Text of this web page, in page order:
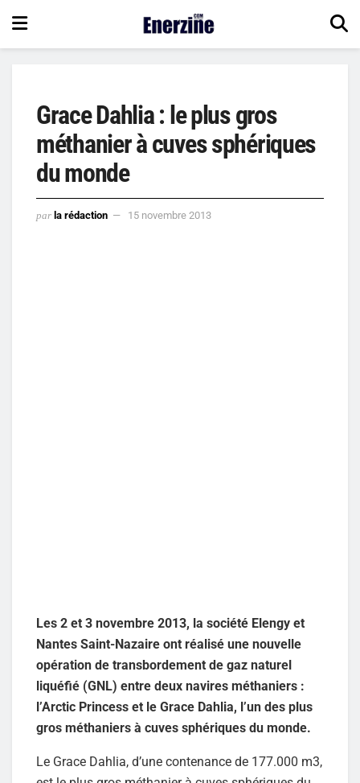
Grace Dahlia : le plus gros
méthanier à cuves sphériques
du monde
par la rédaction 15 novembre 2013
Les 2 et 3 novembre 2013, la société Elengy et
Nantes Saint-Nazaire ont réalisé une nouvelle
opération de transbordement de gaz naturel
liquéfié (GNL) entre deux navires méthaniers :
l’Arctic Princess et le Grace Dahlia, l’un des plus
gros méthaniers à cuves sphériques du monde.
Le Grace Dahlia, d’une contenance de 177.000 m3,